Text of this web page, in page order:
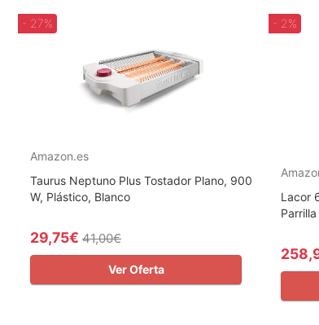
- 27%
Amazon.es
Taurus Neptuno Plus Tostador Plano, 900
W, Plástico, Blanco
29,75€ 41,00€
Ver Oferta
- 2%
Lacor